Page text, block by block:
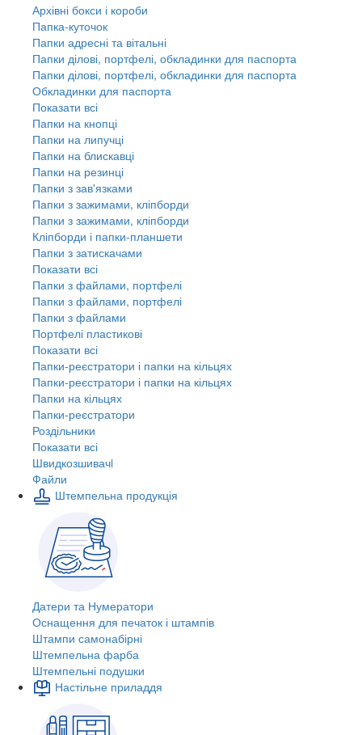
Архівні бокси і короби
Папка-куточок
Папки адресні та вітальні
Папки ділові, портфелі, обкладинки для паспорта
Папки ділові, портфелі, обкладинки для паспорта
Обкладинки для паспорта
Показати всі
Папки на кнопці
Папки на липучці
Папки на блискавці
Папки на резинці
Папки з зав'язками
Папки з зажимами, кліпборди
Папки з зажимами, кліпборди
Кліпборди і папки-планшети
Папки з затискачами
Показати всі
Папки з файлами, портфелі
Папки з файлами, портфелі
Папки з файлами
Портфелі пластикові
Показати всі
Папки-реєстратори і папки на кільцях
Папки-реєстратори і папки на кільцях
Папки на кільцях
Папки-реєстратори
Роздільники
Показати всі
Швидкозшивачi
Файли
Штемпельна продукція
Датери та Нумератори
Оснащення для печаток і штампів
Штампи самонабірні
Штемпельна фарба
Штемпельні подушки
Настільне приладдя